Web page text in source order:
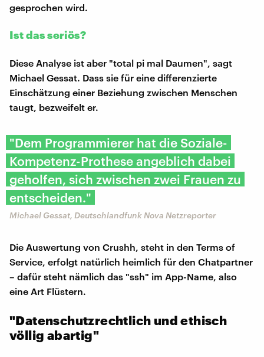
gesprochen wird.
Ist das seriös?
Diese Analyse ist aber "total pi mal Daumen", sagt
Michael Gessat. Dass sie für eine differenzierte
Einschätzung einer Beziehung zwischen Menschen
taugt, bezweifelt er.
"Dem Programmierer hat die Soziale-
Kompetenz-Prothese angeblich dabei
geholfen, sich zwischen zwei Frauen zu
entscheiden."
Michael Gessat, Deutschlandfunk Nova Netzreporter
Die Auswertung von Crushh, steht in den Terms of
Service, erfolgt natürlich heimlich für den Chatpartner
– dafür steht nämlich das "ssh" im App-Name, also
eine Art Flüstern.
"Datenschutzrechtlich und ethisch
völlig abartig"